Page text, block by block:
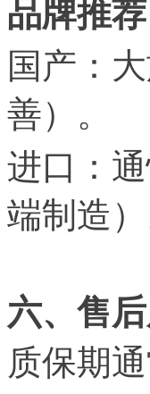
品牌推荐
国产：
善）。
进口：
端制造）
六、售
质保期